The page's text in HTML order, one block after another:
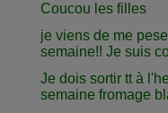
Coucou les filles
je viens de me
semaine!! Je suis
Je dois sortir tt à
semaine fromage